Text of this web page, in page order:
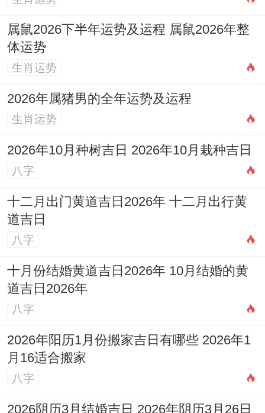
势如前文各板块所述，核心在于应对「金木
不宁」同「火炎土燥」带来的身心冲击。
其甲木日主，自坐申金七杀，本就心高胆
手低，而对比1992年壬申猴（剑锋金），其
「壬水」日主见丙午为「偏财」坐「正
财」，求财机遇大增，但「水火冲克」更
剧，感情与财务波动更大。
再观1980年庚申猴（石榴木）。其「庚金」
日主见丙午为「七杀」坐「正官」，官杀混
杂，事业上抉择与压力更重，但「庚金」劈
「甲木」亦可取财，机遇暗藏险中，可见不
同年份属猴人虽同逢丙午，但因自身日主五
行不同，吉凶焦点迥异。
2004年属猴人2026年月份运势逐月详解
正月丙寅：寅申相冲，驿马星动。开局即
属鼠2026下半年运势及运程 属鼠2026年整
体运势
生肖运势
2026年属猪男的全年运势及运程
生肖运势
2026年10月种树吉日 2026年10月栽种吉日
八字
十二月出门黄道吉日2026年 十二月出行黄
道吉日
八字
十月份结婚黄道吉日2026年 10月结婚的黄
道吉日2026年
八字
2026年阳历1月份搬家吉日有哪些 2026年1
月16适合搬家
八字
2026阴历3月结婚吉日 2026年阴历3月26日